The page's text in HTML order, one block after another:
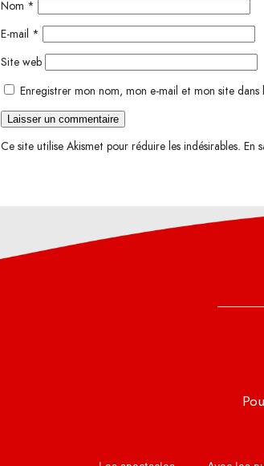
Nom *
E-mail *
Site web
Enregistrer mon nom, mon e-mail et mon site
Ce site utilise Akismet pour réduire les indésirables. En